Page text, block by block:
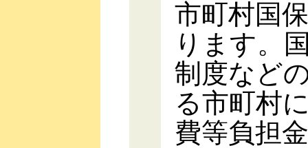
市町村国
ります。
制度など
る市町村
費等負担